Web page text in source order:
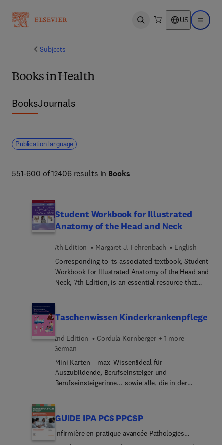
Open search US Open
Subjects
Books in Health
BooksJournals
Publication language
551-600 of 12406 results in Books
Student Workbook for Illustrated
Anatomy of the Head and Neck
7th Edition Margaret J. Fehrenbach
English
Corresponding to its associated textbook, Student
Workbook for Illustrated Anatomy of the Head and
Neck, 7th Edition, is an essential resource that
oral cavity. Offering a wide range of knowledge-
building activities in an engaging format to
strengthen your knowledge of the structures,
terminology, and concepts of oral biology, this
effectively prepares you for competency
examinations, leading to success in clinical
practice. (Answer keys available within instructor
Taschenwissen Kinderkrankenpflege
2nd Edition
Cordula Kornberger + 1 more
German
Mini Karten – maxi Wissen!Ideal für
Auszubildende, Berufseinsteiger und
Berufseinsteigerinne... sowie alle, die in der
Taschenwissen Kinderkrankenpflege haben Sie
praxisnah.Jede Karte liefert auf einen Blick alles,
GUIDE IPA PCS PPCSP
Infirmière en pratique avancée Pathologies
chroniques stabilisées/ Prévention et